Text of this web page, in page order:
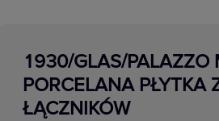
1930/GLAS/PALAZZO
PORCELANA PŁYTKA
ŁĄCZNIKÓW